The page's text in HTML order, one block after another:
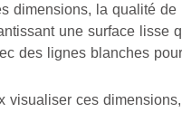
dimensions, la qualité
une surface lisse
des lignes blanches
visualiser ces